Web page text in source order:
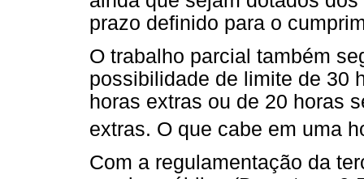
prazo definido para o
O trabalho parcial também
possibilidade de limite de 30
horas extras ou de 20 horas
extras. O que cabe em uma
Com a regulamentação da